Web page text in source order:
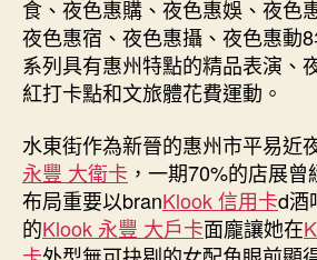
食、夜色惠購、夜色惠娛、夜色
夜色惠宿、夜色惠攝、夜色惠動
系列具有惠州特點的精品表演、
紅打卡點和文旅體花費運動。
水東街作為新晉的惠州市平易近
永豐 大衛卡 ，一期70%的店展
布局重要以branKlook 信用卡d酒
的Klook 永豐 大戶卡面龐讓她在